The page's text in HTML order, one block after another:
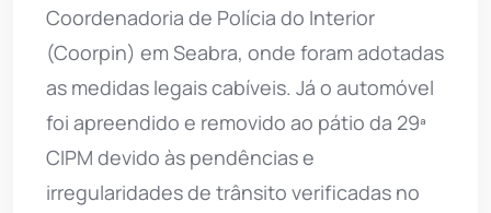
Coordenadoria de Polícia do Interior
(Coorpin) em Seabra, onde foram adotadas
as medidas legais cabíveis. Já o automóvel
foi apreendido e removido ao pátio da 29ª
CIPM devido às pendências e
irregularidades de trânsito verificadas no